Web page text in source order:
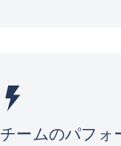
チームのパフォ